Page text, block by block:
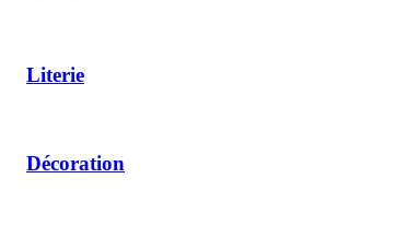
Literie
Décoration